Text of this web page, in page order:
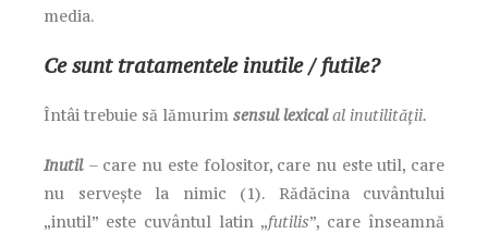
media.
Ce sunt tratamentele inutile / futile?
Întâi trebuie să lămurim sensul lexicalal inutilității.
Inutil – care nu este folositor, care nu este util, care
nu servește la nimic (1). Rădăcina cuvântului
„inutil” este cuvântul latin „futilis”, care înseamnă